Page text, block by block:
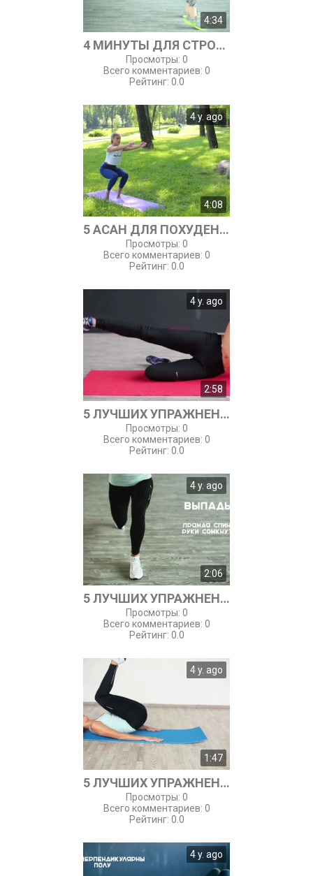
4:34
4 МИНУТЫ ДЛЯ СТРОЙНОГО ТЕЛА
Просмотры: 0
Всего комментариев: 0
Рейтинг: 0.0
4 y. ago
4:08
5 АСАН ДЛЯ ПОХУДЕНИЯ. ЙОГА ДЛЯ СТРОЙНОСТИ И КРАСОТЫ
Просмотры: 0
Всего комментариев: 0
Рейтинг: 0.0
4 y. ago
2:58
5 ЛУЧШИХ УПРАЖНЕНИЙ ДЛЯ БЕДЕР
Просмотры: 0
Всего комментариев: 0
Рейтинг: 0.0
4 y. ago
2:06
5 ЛУЧШИХ УПРАЖНЕНИЙ ДЛЯ НОГ И ЯГОДИЦ
Просмотры: 0
Всего комментариев: 0
Рейтинг: 0.0
4 y. ago
1:47
5 ЛУЧШИХ УПРАЖНЕНИЙ ДЛЯ ПРЕССА
Просмотры: 0
Всего комментариев: 0
Рейтинг: 0.0
4 y. ago